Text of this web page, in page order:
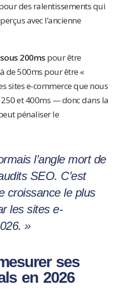
des ralentissements qui
avec l’ancienne
sous 200ms pour être
de 500ms pour être «
sites e-commerce que nous
et 400ms — donc dans la
pénaliser le
l’angle mort de
SEO. C’est
croissance le plus
les sites e-
»
ses
en 2026